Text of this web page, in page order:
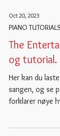
Oct 20, 2023
PIANO TUTORIALS
The
og tutorial.
Her kan du
sangen, og se
forklarer nøye